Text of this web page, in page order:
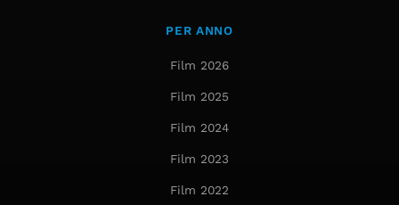
PER ANNO
Film 2026
Film 2025
Film 2024
Film 2023
Film 2022